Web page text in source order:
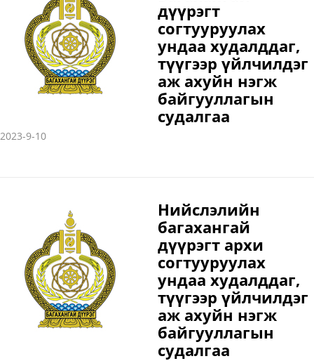
дүүрэгт
согтууруулах
ундаа худалддаг,
түүгээр үйлчилдэг
аж ахуйн нэгж
байгууллагын
судалгаа
2023-9-10
Нийслэлийн
багахангай
дүүрэгт архи
согтууруулах
ундаа худалддаг,
түүгээр үйлчилдэг
аж ахуйн нэгж
байгууллагын
судалгаа